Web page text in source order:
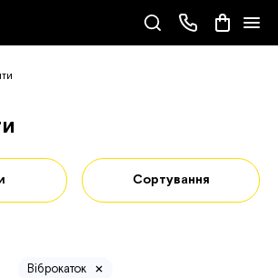
55
Сортування
Віброкаток